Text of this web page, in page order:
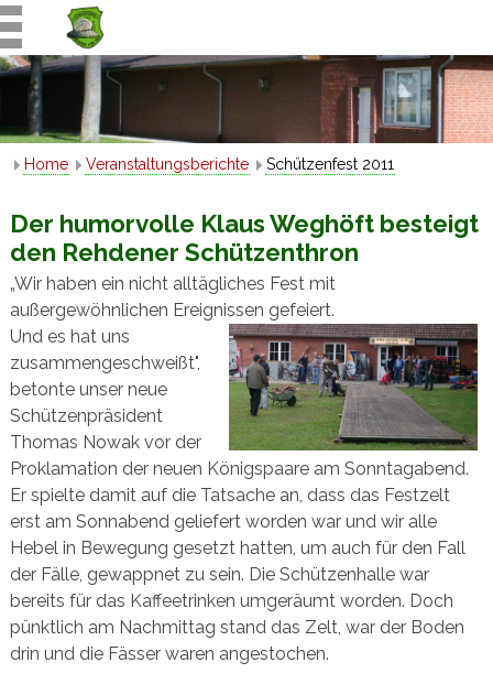
Home Veranstaltungsberichte Schützenfest 2011
Der humorvolle Klaus Weghöft besteigt
den Rehdener Schützenthron
„Wir haben ein nicht alltägliches Fest mit
außergewöhnlichen Ereignissen gefeiert.
Und es hat uns
zusammengeschweißt",
betonte unser neue
Schützenpräsident
Thomas Nowak vor der
Proklamation der neuen Königspaare am Sonntagabend.
Er spielte damit auf die Tatsache an, dass das Festzelt
erst am Sonnabend geliefert worden war und wir alle
Hebel in Bewegung gesetzt hatten, um auch für den Fall
der Fälle, gewappnet zu sein. Die Schützenhalle war
bereits für das Kaffeetrinken umgeräumt worden. Doch
pünktlich am Nachmittag stand das Zelt, war der Boden
drin und die Fässer waren angestochen.